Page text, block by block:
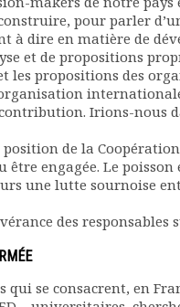
pour parler
à dire en matière de
et de propositions
les propositions des
internationale
Irions-nous
de la
engagée. Le
une lutte sournoise
des responsables
se consacrent, en